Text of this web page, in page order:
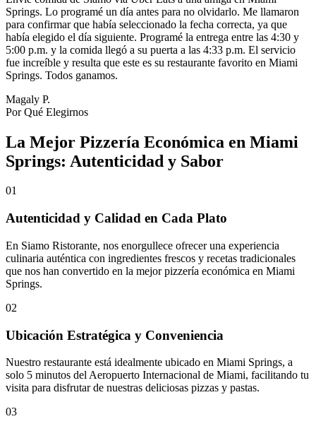
Springs. Lo programé un día antes para no olvidarlo. Me llamaron
para confirmar que había seleccionado la fecha correcta, ya que
había elegido el día siguiente. Programé la entrega entre las 4:30 y
5:00 p.m. y la comida llegó a su puerta a las 4:33 p.m. El servicio
fue increíble y resulta que este es su restaurante favorito en Miami
Springs. Todos ganamos.
Magaly P.
Por Qué Elegirnos
La Mejor Pizzería Económica en Miami
Springs: Autenticidad y Sabor
01
Autenticidad y Calidad en Cada Plato
En Siamo Ristorante, nos enorgullece ofrecer una experiencia
culinaria auténtica con ingredientes frescos y recetas tradicionales
que nos han convertido en la mejor pizzería económica en Miami
Springs.
02
Ubicación Estratégica y Conveniencia
Nuestro restaurante está idealmente ubicado en Miami Springs, a
solo 5 minutos del Aeropuerto Internacional de Miami, facilitando tu
visita para disfrutar de nuestras deliciosas pizzas y pastas.
03